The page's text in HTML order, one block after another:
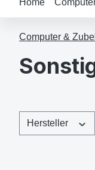
Computer &
Hersteller